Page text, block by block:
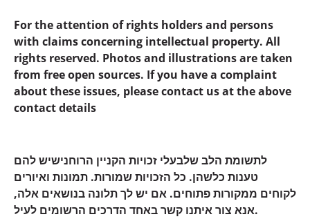
For the attention of rights holders and persons
with claims concerning intellectual property. All
rights reserved. Photos and illustrations are taken
from free open sources. If you have a complaint
about these issues, please contact us at the above
contact details
לתשומת הלב שלבעלי זכויות הקניין הרוחנישיש להם
טענות כלשהן. כל הזכויות שמורות. תמונות ואיורים
לקוחים ממקורות פתוחים. אם יש לך תלונה בנושאים אלה,
אנא צור איתנו קשר באחד הדרכים הרשומים לעיל.